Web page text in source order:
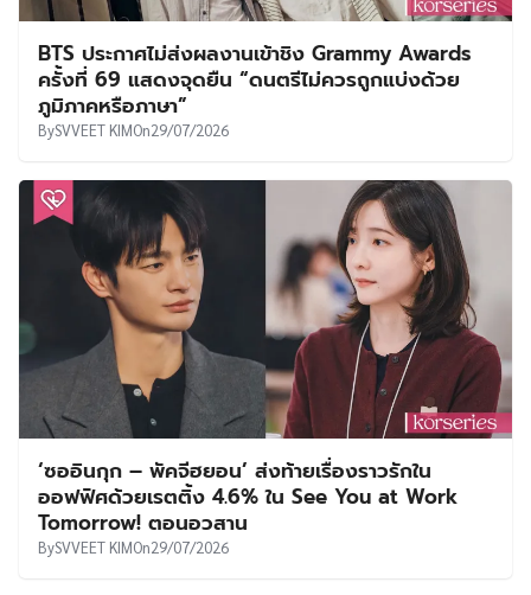
BTS ประกาศไม่ส่งผลงานเข้าชิง Grammy Awards
ครั้งที่ 69 แสดงจุดยืน “ดนตรีไม่ควรถูกแบ่งด้วย
ภูมิภาคหรือภาษา”
BySVVEET KIMOn29/07/2026
‘ซออินกุก – พัคจีฮยอน’ ส่งท้ายเรื่องราวรักใน
ออฟฟิศด้วยเรตติ้ง 4.6% ใน See You at Work
Tomorrow! ตอนอวสาน
BySVVEET KIMOn29/07/2026